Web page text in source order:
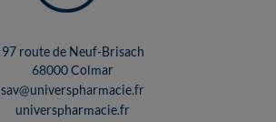
97 route de Neuf-Brisach
68000 Colmar
sav@universpharmacie.fr
universpharmacie.fr